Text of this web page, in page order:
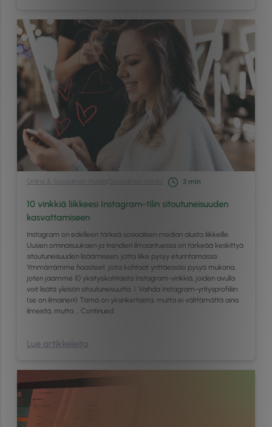
Online & Sosiaalinen Media 3 min
10 vinkkiä liikkeesi Instagram-tilin sitoutuneisuuden
kasvattamiseen
Instagram on edelleen tärkeä sosiaalisen median alusta liikkeille.
Uusien ominaisuuksien ja trendien ilmaantuessa on tärkeää keskittyä
sitoutuneisuuden lisäämiseen, jotta liike pysyy eturintamassa.
Ymmärrämme haasteet, joita kohtaat yrittäessäsi pysyä mukana,
joten jaamme 10 yksityiskohtaista Instagram-vinkkiä, joiden avulla
voit lisätä yleisön sitoutuneisuutta. 1. Vaihda Instagram-yritysprofiiliin
(se on ilmainen!) Tämä on yksinkertaista, mutta ei välttämättä aina
ilmeistä, mutta … Continued
Lue artikkeleita